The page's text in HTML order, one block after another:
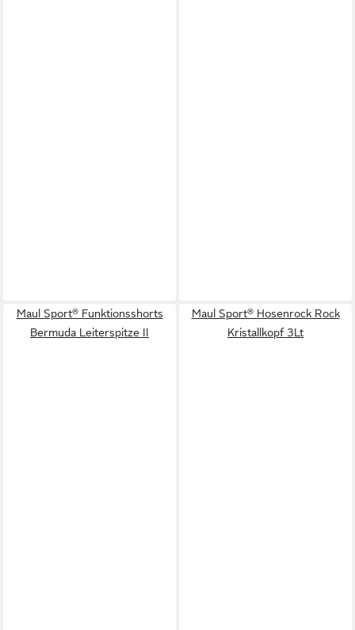
Maul Sport® Funktionsshorts
Bermuda Leiterspitze II
Maul Sport® Hosenrock Rock
Kristallkopf 3Lt